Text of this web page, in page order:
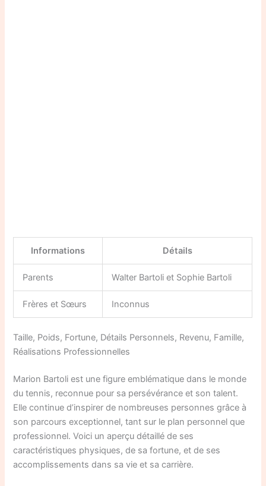
Informations Détails
Parents Walter Bartoli et Sophie Bartoli
Frères et Sœurs Inconnus
Taille, Poids, Fortune, Détails Personnels, Revenu, Famille,
Réalisations Professionnelles
Marion Bartoli est une figure emblématique dans le monde
du tennis, reconnue pour sa persévérance et son talent.
Elle continue d’inspirer de nombreuses personnes grâce à
son parcours exceptionnel, tant sur le plan personnel que
professionnel. Voici un aperçu détaillé de ses
caractéristiques physiques, de sa fortune, et de ses
accomplissements dans sa vie et sa carrière.